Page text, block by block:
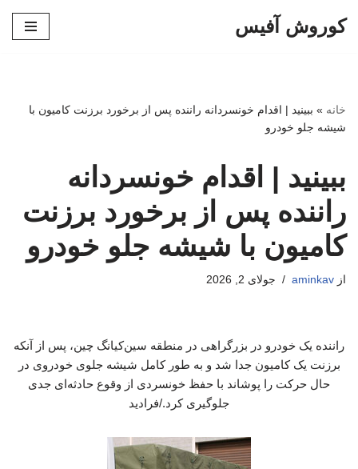
کوروش آفیس
خانه » ببینید | اقدام خونسردانه راننده پس از برخورد برزنت کامیون با
شیشه جلو خودرو
ببینید | اقدام خونسردانه
راننده پس از برخورد برزنت
کامیون با شیشه جلو خودرو
از aminkav جولای 2, 2026
راننده یک خودرو در بزرگراهی در منطقه سین‌کیانگ چین، پس از آنکه
برزنت یک کامیون جدا شد و به طور کامل شیشه جلوی خودروی در
حال حرکت را پوشاند با حفظ خونسردی از وقوع حادثه‌ای جدی
جلوگیری کرد./فرادید